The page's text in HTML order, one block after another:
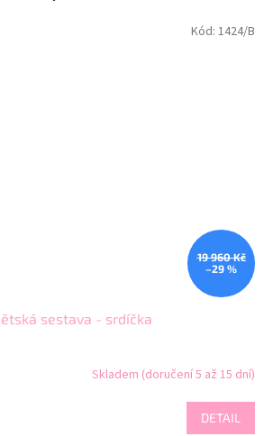
19 960 Kč
–29 %
sestava - srdíčka
Skladem (doručení 5 až 15 dní)
DETAIL
Kód: 1424/B